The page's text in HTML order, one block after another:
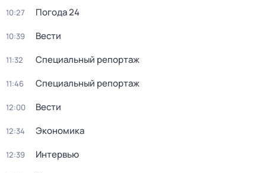
10:27 Погода 24
10:39 Вести
11:32 Специальный репортаж
11:46 Специальный репортаж
12:00 Вести
12:34 Экономика
12:39 Интервью